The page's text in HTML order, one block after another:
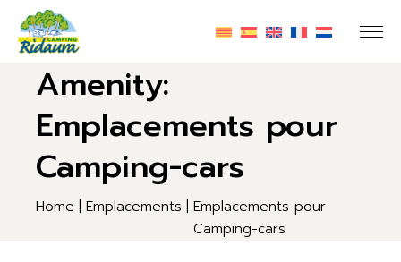
the
content
Amenity:
Emplacements pour
Camping-cars
Home Emplacements
Emplacements pour
Camping-cars